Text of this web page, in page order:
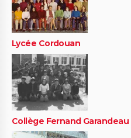
Lycée Cordouan
Collège Fernand Garandeau